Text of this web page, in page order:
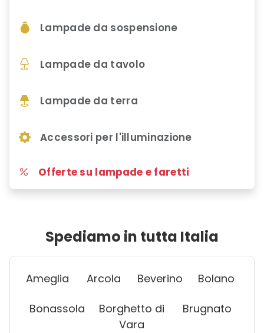
Lampade da sospensione
Lampade da tavolo
Lampade da terra
Accessori per l'illuminazione
Offerte su lampade e faretti
Spediamo in tutta Italia
Ameglia Arcola Beverino Bolano
Bonassola
Borghetto di
Vara
Brugnato